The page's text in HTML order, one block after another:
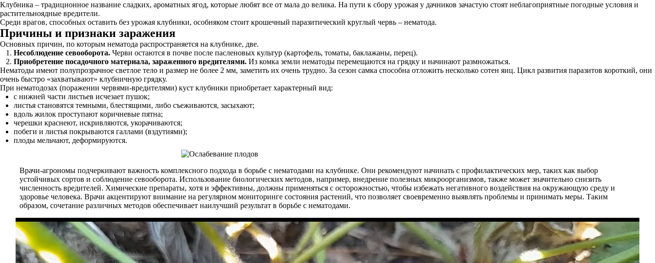
Клубника – традиционное название сладких, ароматных ягод, которые любят все от мала до велика. На пути к сбору урожая у дачников зачастую стоят неблагоприятные погодные условия и
растительноядные вредители.
Среди врагов, способных оставить без урожая клубники, особняком стоит крошечный паразитический круглый червь – нематода.
Причины и признаки заражения
Основных причин, по которым нематода распространяется на клубнике, две.
Несоблюдение севооборота. Черви остаются в почве после пасленовых культур (картофель, томаты, баклажаны, перец).
Приобретение посадочного материала, зараженного вредителями. Из комка земли нематоды перемещаются на грядку и начинают размножаться.
Нематоды имеют полупрозрачное светлое тело и размер не более 2 мм, заметить их очень трудно. За сезон самка способна отложить несколько сотен яиц. Цикл развития паразитов короткий, они
очень быстро «захватывают» клубничную грядку.
При нематодозах (поражении червями-вредителями) куст клубники приобретает характерный вид:
с нижней части листьев исчезает пушок;
листья становятся темными, блестящими, либо съеживаются, засыхают;
вдоль жилок проступают коричневые пятна;
черешки краснеют, искривляются, укорачиваются;
побеги и листья покрываются галлами (вздутиями);
плоды мельчают, деформируются.
Врачи-агрономы подчеркивают важность комплексного подхода в борьбе с нематодами на клубнике. Они рекомендуют начинать с профилактических мер, таких как выбор
устойчивых сортов и соблюдение севооборота. Использование биологических методов, например, внедрение полезных микроорганизмов, также может значительно снизить
численность вредителей. Химические препараты, хотя и эффективны, должны применяться с осторожностью, чтобы избежать негативного воздействия на окружающую среду и
здоровье человека. Врачи акцентируют внимание на регулярном мониторинге состояния растений, что позволяет своевременно выявлять проблемы и принимать меры. Таким
образом, сочетание различных методов обеспечивает наилучший результат в борьбе с нематодами.